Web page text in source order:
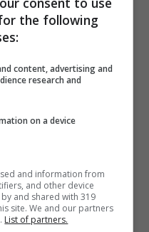
alle prime armi
problema.
prepara
pelle è
anche di
per noi stessi.
the following
content, advertising and
research and
on a device
and information from
and other device
and shared with 319
site. We and our partners
List of partners.